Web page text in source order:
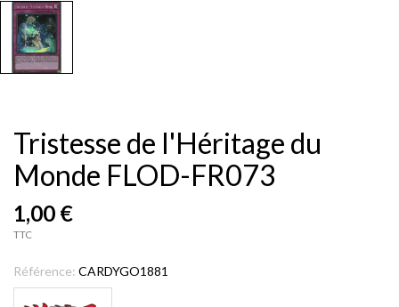
Tristesse de l'Héritage du
Monde FLOD-FR073
1,00 €
TTC
Référence: CARDYGO1881